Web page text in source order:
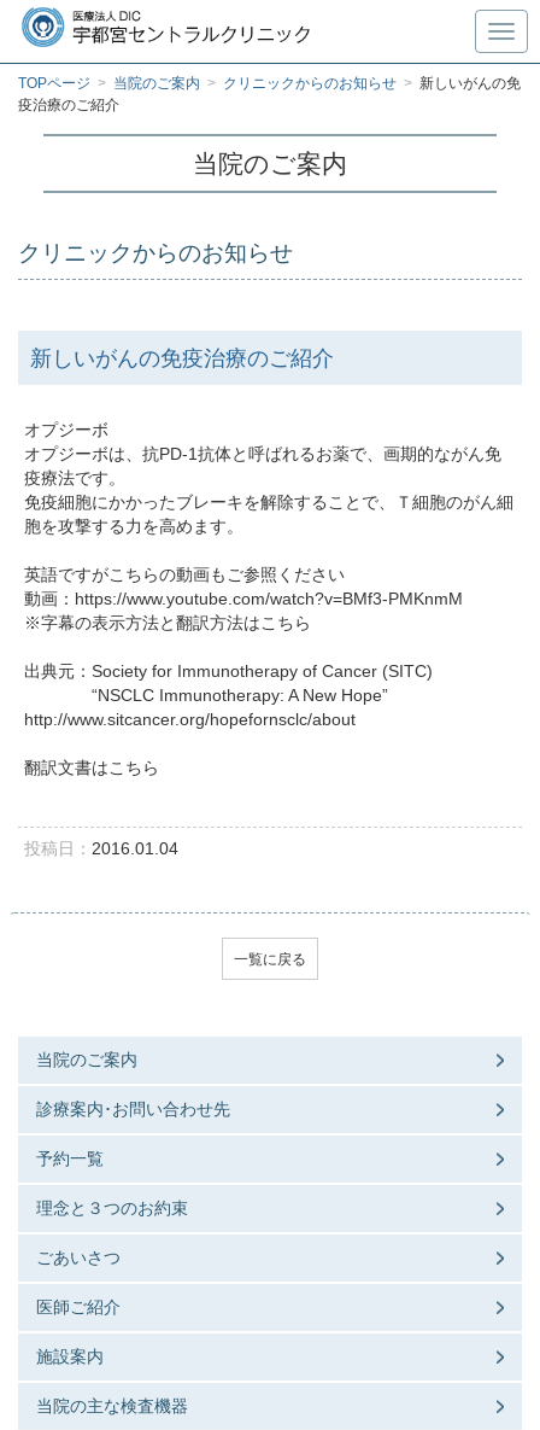
TOPページ > 当院のご案内 > クリニックからのお知らせ > 新しいがんの免
疫治療のご紹介
当院のご案内
クリニックからのお知らせ
新しいがんの免疫治療のご紹介
オプジーボ
オプジーボは、抗PD-1抗体と呼ばれるお薬で、画期的ながん免
疫療法です。
免疫細胞にかかったブレーキを解除することで、Ｔ細胞のがん細
胞を攻撃する力を高めます。
英語ですがこちらの動画もご参照ください
動画： https://www.youtube.com/watch?v=BMf3-PMKnmM
※字幕の表示方法と翻訳方法はこちら
出典元：Society for Immunotherapy of Cancer (SITC)
“NSCLC Immunotherapy: A New Hope”
http://www.sitcancer.org/hopefornsclc/about
翻訳文書はこちら
投稿日： 2016.01.04
一覧に戻る
当院のご案内
診療案内･お問い合わせ先
予約一覧
理念と３つのお約束
ごあいさつ
医師ご紹介
施設案内
当院の主な検査機器